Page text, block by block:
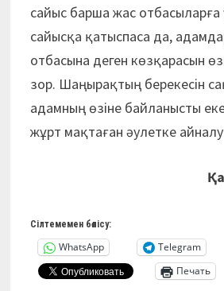
сайыс барша жас отбасыларға
сайысқа қатыспаса да,
отбасына деген көзқарасын
зор. Шаңырақтың берекесін
адамның өзіне байланысты
жұрт мақтаған әулетке айналу
Сілтемемен бөлісу:
WhatsApp
Telegram
Печать